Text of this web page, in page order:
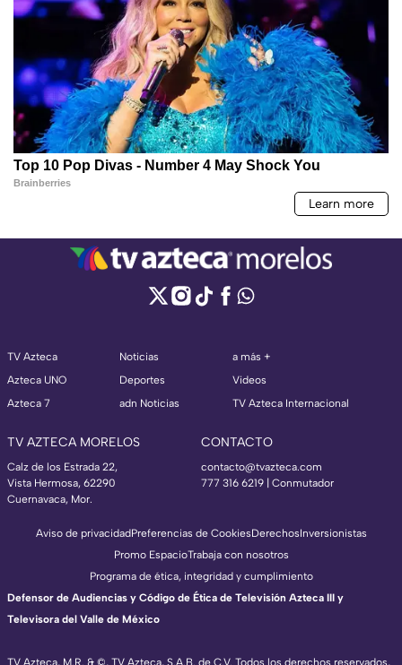
TV Azteca
Azteca UNO
Azteca 7
Noticias
Deportes
adn Noticias
a más +
Videos
TV Azteca Internacional
TV AZTECA MORELOS
Calz de los Estrada 22,
Vista Hermosa, 62290
Cuernavaca, Mor.
CONTACTO
contacto@tvazteca.com
777 316 6219 | Conmutador
TV Azteca, M.R. & ©, TV Azteca, S.A.B. de C.V. Todos los derechos reservados,
Aviso de privacidadPreferencias de CookiesDerechosInversionistas
Promo EspacioTrabaja con nosotros
Programa de ética, integridad y cumplimiento
Defensor de Audiencias y Código de Ética de Televisión Azteca III y
Televisora del Valle de México